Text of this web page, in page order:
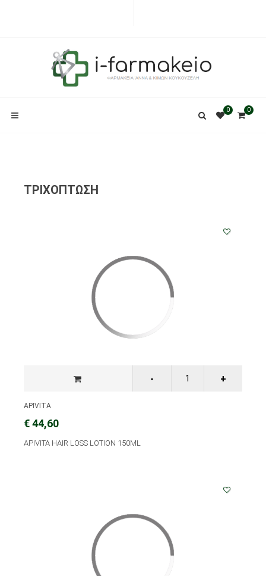
0
0
ΤΡΙΧΟΠΤΩΣΗ
APIVITA
€ 44,60
APIVITA HAIR LOSS LOTION 150ML